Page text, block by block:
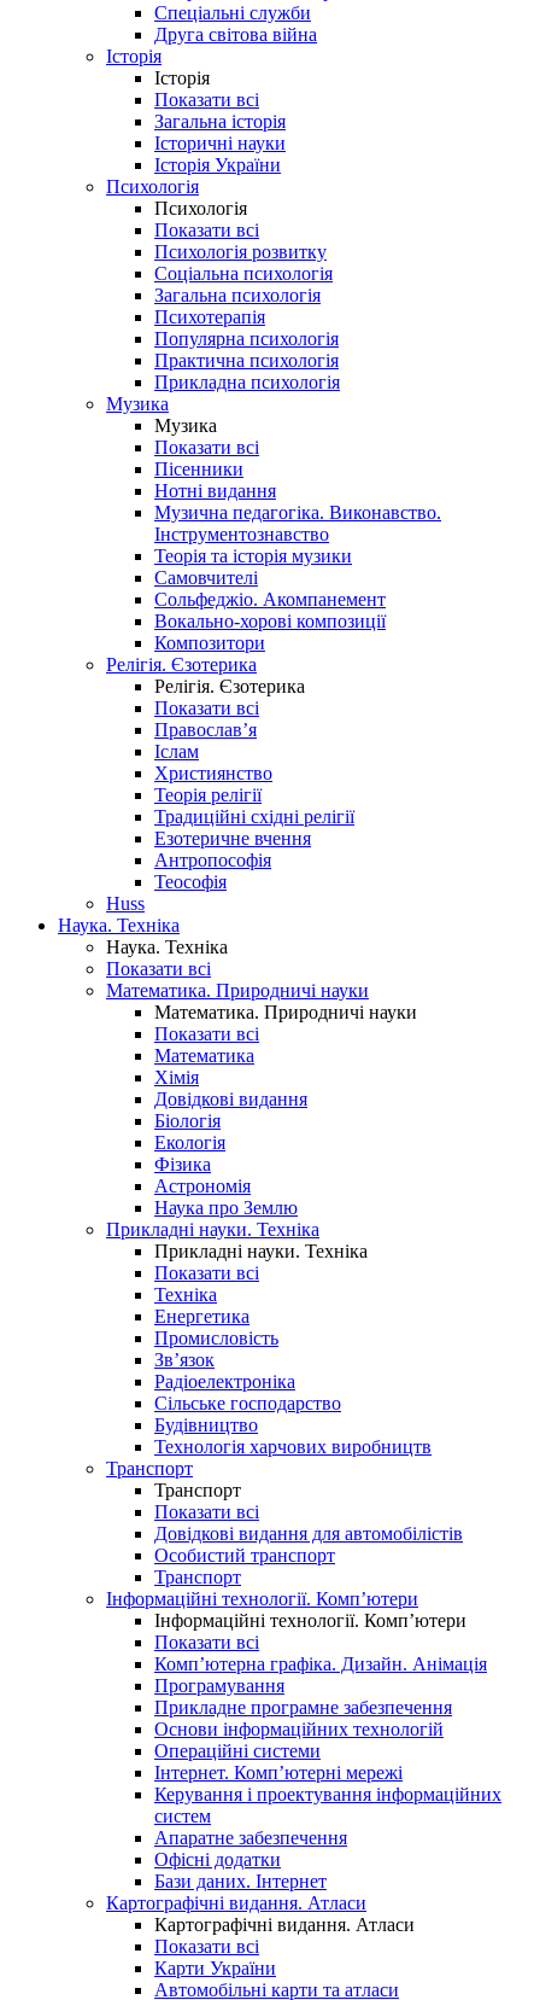
Спеціальні служби
Друга світова війна
Історія
Історія
Показати всі
Загальна історія
Історичні науки
Історія України
Психологія
Психологія
Показати всі
Психологія розвитку
Соціальна психологія
Загальна психологія
Психотерапія
Популярна психологія
Практична психологія
Прикладна психологія
Музика
Музика
Показати всі
Пісенники
Нотні видання
Музична педагогіка. Виконавство.
Інструментознавство
Теорія та історія музики
Самовчителі
Сольфеджіо. Акомпанемент
Вокально-хорові композиції
Композитори
Релігія. Єзотерика
Релігія. Єзотерика
Показати всі
Православ’я
Іслам
Християнство
Теорія релігії
Традиційні східні релігії
Езотеричне вчення
Антропософія
Теософія
Huss
Наука. Техніка
Наука. Техніка
Показати всі
Математика. Природничі науки
Математика. Природничі науки
Показати всі
Математика
Хімія
Довідкові видання
Біологія
Екологія
Фізика
Астрономія
Наука про Землю
Прикладні науки. Техніка
Прикладні науки. Техніка
Показати всі
Техніка
Енергетика
Промисловість
Зв’язок
Радіоелектроніка
Сільське господарство
Будівництво
Технологія харчових виробництв
Транспорт
Транспорт
Показати всі
Довідкові видання для автомобілістів
Особистий транспорт
Транспорт
Інформаційні технології. Комп’ютери
Інформаційні технології. Комп’ютери
Показати всі
Комп’ютерна графіка. Дизайн. Анімація
Програмування
Прикладне програмне забезпечення
Основи інформаційних технологій
Операційні системи
Інтернет. Комп’ютерні мережі
Керування і проектування інформаційних
систем
Апаратне забезпечення
Офісні додатки
Бази даних. Інтернет
Картографічні видання. Атласи
Картографічні видання. Атласи
Показати всі
Карти України
Автомобільні карти та атласи